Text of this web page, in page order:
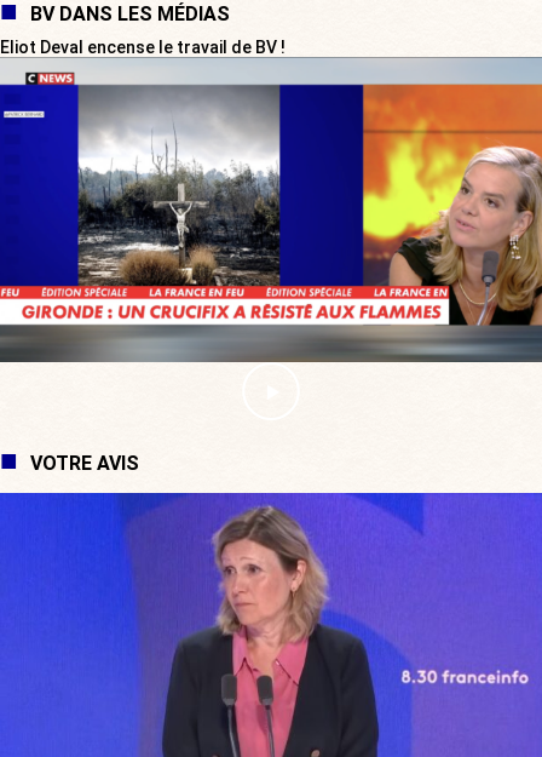
BV DANS LES MÉDIAS
Eliot Deval encense le travail de BV !
VOTRE AVIS